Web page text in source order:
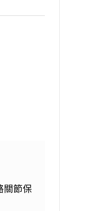
關節保